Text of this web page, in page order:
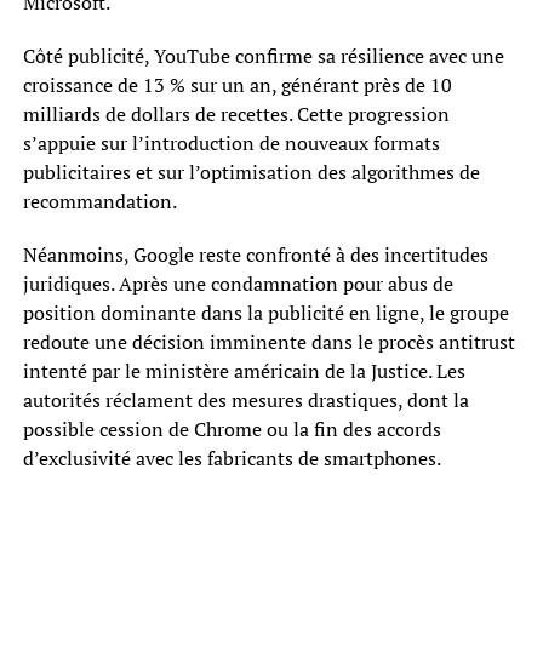
Côté publicité, YouTube confirme sa résilience avec une
croissance de 13 % sur un an, générant près de 10
milliards de dollars de recettes. Cette progression
s’appuie sur l’introduction de nouveaux formats
publicitaires et sur l’optimisation des algorithmes de
recommandation.
Néanmoins, Google reste confronté à des incertitudes
juridiques. Après une condamnation pour abus de
position dominante dans la publicité en ligne, le groupe
redoute une décision imminente dans le procès antitrust
intenté par le ministère américain de la Justice. Les
autorités réclament des mesures drastiques, dont la
possible cession de Chrome ou la fin des accords
d’exclusivité avec les fabricants de smartphones.